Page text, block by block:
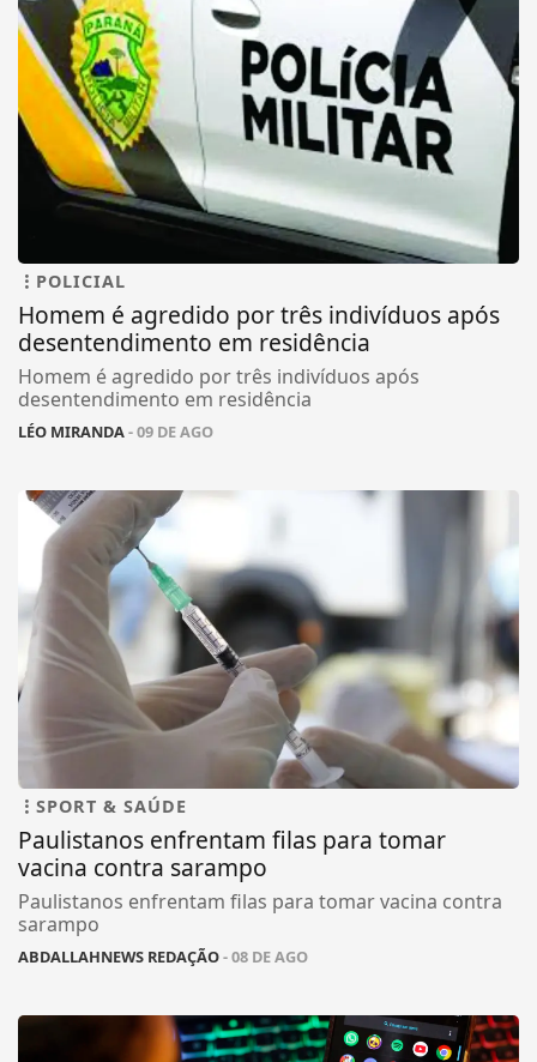
POLICIAL
Homem é agredido por três indivíduos após
desentendimento em residência
Homem é agredido por três indivíduos após
desentendimento em residência
LÉO MIRANDA- 09 DE AGO
SPORT & SAÚDE
Paulistanos enfrentam filas para tomar
vacina contra sarampo
Paulistanos enfrentam filas para tomar vacina contra
sarampo
ABDALLAHNEWS REDAÇÃO- 08 DE AGO